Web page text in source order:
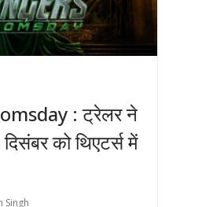
: ट्रेलर ने
को थिएटर्स में
Singh